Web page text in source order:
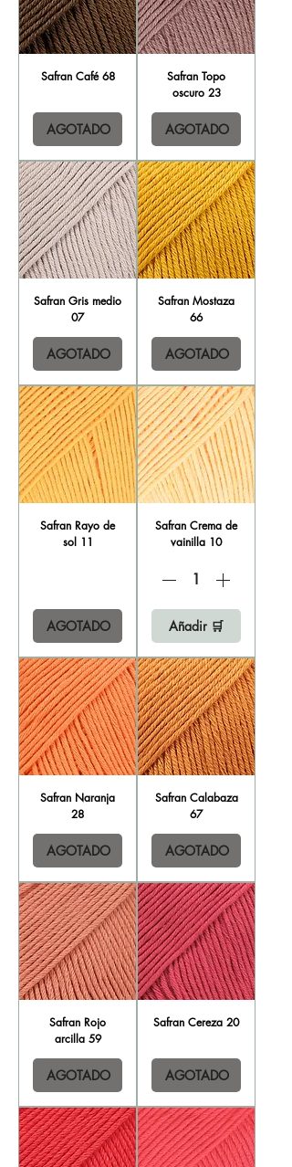
Safran Café 68
AGOTADO
Safran Topo
oscuro 23
AGOTADO
Safran Gris medio
07
AGOTADO
Safran Mostaza
66
AGOTADO
Safran Rayo de
sol 11
AGOTADO
Safran Crema de
vainilla 10
Añadir 🛒
Safran Naranja
28
AGOTADO
Safran Calabaza
67
AGOTADO
Safran Rojo
arcilla 59
AGOTADO
Safran Cereza 20
AGOTADO